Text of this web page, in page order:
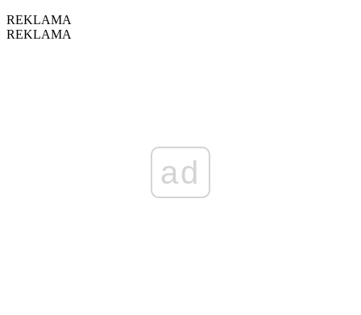
REKLAMA
REKLAMA
ad